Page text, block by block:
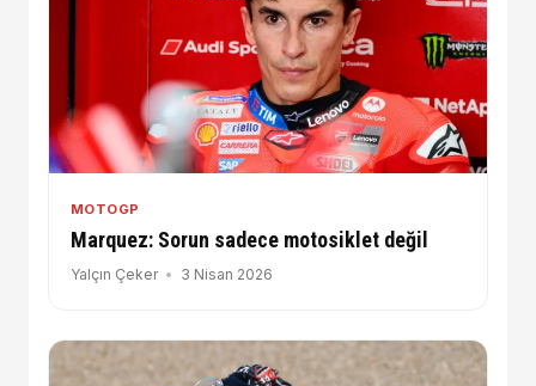
MOTOGP
Marquez: Sorun sadece motosiklet değil
Yalçın Çeker 3 Nisan 2026